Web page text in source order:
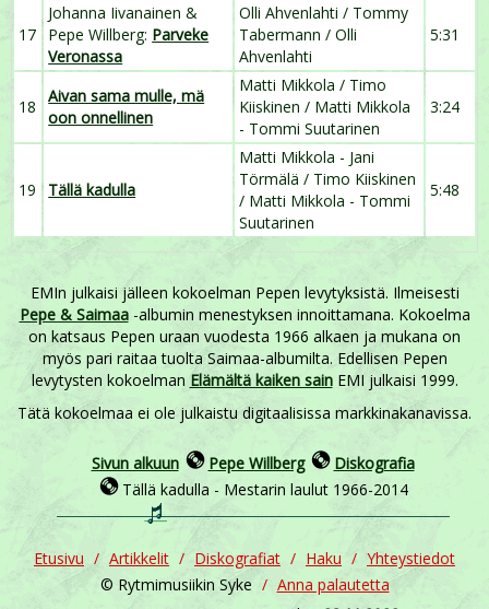
17
Johanna Iivanainen &
Pepe Willberg: Parveke
Veronassa
Olli Ahvenlahti / Tommy
Tabermann / Olli
Ahvenlahti
5:31
18
Aivan sama mulle, mä
oon onnellinen
Matti Mikkola / Timo
Kiiskinen / Matti Mikkola
- Tommi Suutarinen
3:24
19 Tällä kadulla
Matti Mikkola - Jani
Törmälä / Timo Kiiskinen
/ Matti Mikkola - Tommi
Suutarinen
5:48
EMIn julkaisi jälleen kokoelman Pepen levytyksistä. Ilmeisesti
Pepe & Saimaa-albumin menestyksen innoittamana. Kokoelma
on katsaus Pepen uraan vuodesta 1966 alkaen ja mukana on
myös pari raitaa tuolta Saimaa-albumilta. Edellisen Pepen
levytysten kokoelman Elämältä kaiken sainEMI julkaisi 1999.
Tätä kokoelmaa ei ole julkaistu digitaalisissa markkinakanavissa.
Sivun alkuun Pepe Willberg
Diskografia
Tällä kadulla - Mestarin laulut 1966-2014
Etusivu Artikkelit Diskografiat Haku
Yhteystiedot
© Rytmimusiikin Syke
Anna palautetta